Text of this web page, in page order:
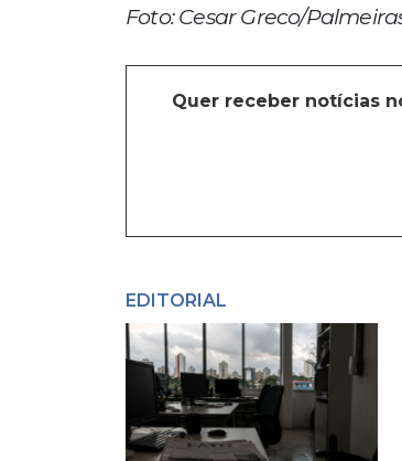
Foto: Cesar Greco/
Quer receber notícias
EDITORIAL